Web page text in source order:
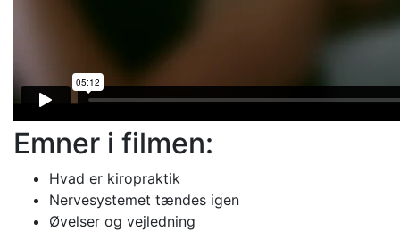
Emner i filmen:
Hvad er kiropraktik
Nervesystemet tændes igen
Øvelser og vejledning